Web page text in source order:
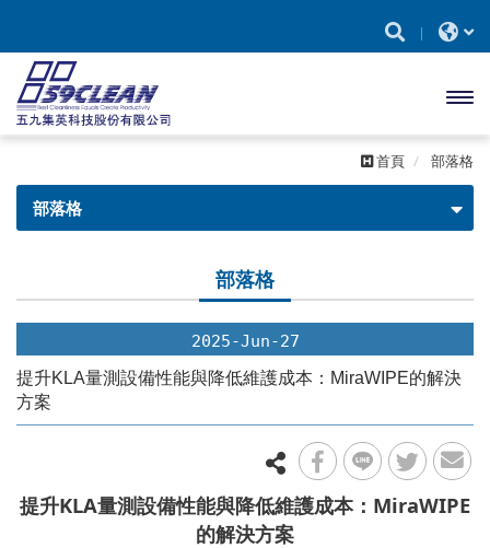
主選
首頁 部落格
部落格
部落格
提升KLA量測設備性能與降低維護成本：MiraWIPE的解決
方案
2025-Jun-27
提升KLA量測設備性能與降低維護成本：MiraWIPE
的解決方案